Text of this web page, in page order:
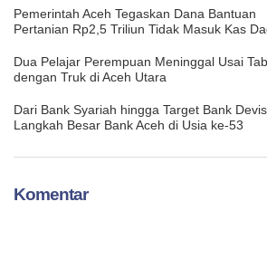
Pemerintah Aceh Tegaskan Dana Bantuan
Pertanian Rp2,5 Triliun Tidak Masuk Kas
Dua Pelajar Perempuan Meninggal Usai
dengan Truk di Aceh Utara
Dari Bank Syariah hingga Target Bank
Langkah Besar Bank Aceh di Usia ke-53
Komentar